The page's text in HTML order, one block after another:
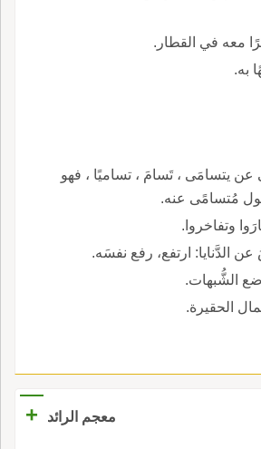
معه في القطار.
به.
يتسامَى ، تَسامَ ، تساميًا ، فهو
مُتسامًى عنه.
وتفاخروا.
الدَّنايا: ارتفع، رفع نفسَه.
الشُّبهات.
الحقيرة.
معجم الرائد +